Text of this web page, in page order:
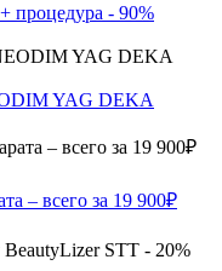
процедура - 90%
YAG DEKA
– всего за 19 900₽